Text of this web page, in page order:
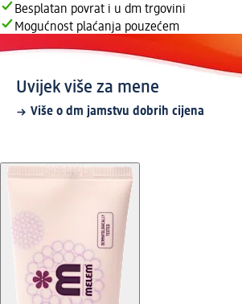
Besplatan povrat i u dm trgovini
Mogućnost plaćanja pouzećem
Uvijek više za mene
Više o dm jamstvu dobrih cijena